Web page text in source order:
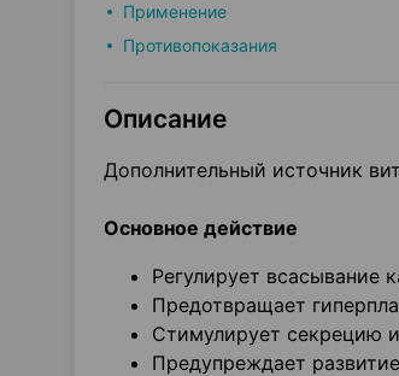
Применение
Противопоказания
Описание
Дополнительный источник
Основное действие
Регулирует всасывание
Предотвращает
Стимулирует секрецию
Предупреждает